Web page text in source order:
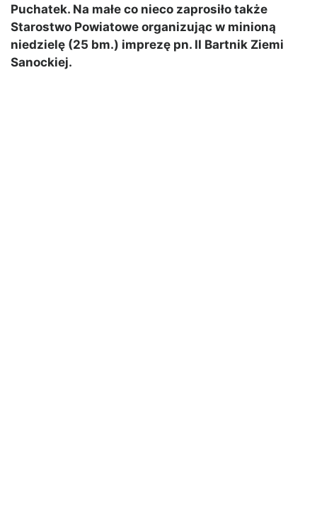
Puchatek. Na małe co nieco zaprosiło także
Starostwo Powiatowe organizując w minioną
niedzielę (25 bm.) imprezę pn. II Bartnik Ziemi
Sanockiej.